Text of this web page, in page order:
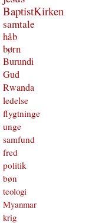
BaptistKirken
samtale
håb
børn
Burundi
Gud
Rwanda
ledelse
flygtninge
unge
samfund
fred
politik
bøn
teologi
Myanmar
krig